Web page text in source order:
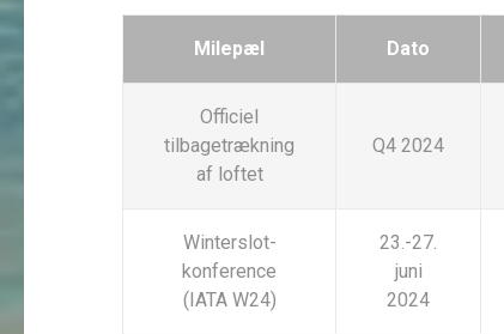
Milepæl Dato
Officiel
tilbagetrækning
af loftet
Q4 2024
Winterslot-
konference
(IATA W24)
23.-27.
juni
2024